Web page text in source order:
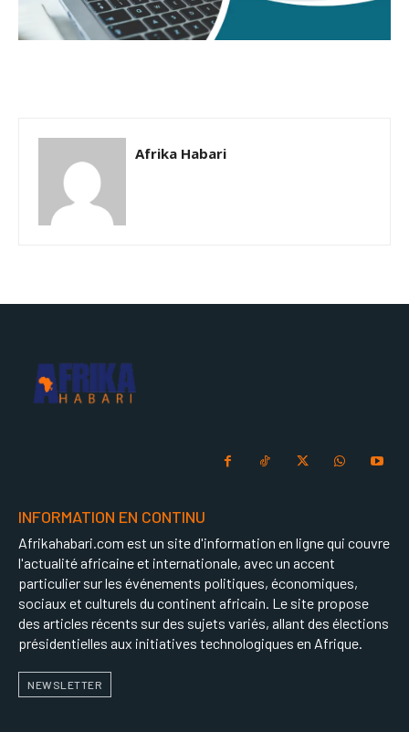
Afrika Habari
INFORMATION EN CONTINU
Afrikahabari.com est un site d'information en ligne qui couvre
l'actualité africaine et internationale, avec un accent
particulier sur les événements politiques, économiques,
sociaux et culturels du continent africain. Le site propose
des articles récents sur des sujets variés, allant des élections
présidentielles aux initiatives technologiques en Afrique.
NEWSLETTER